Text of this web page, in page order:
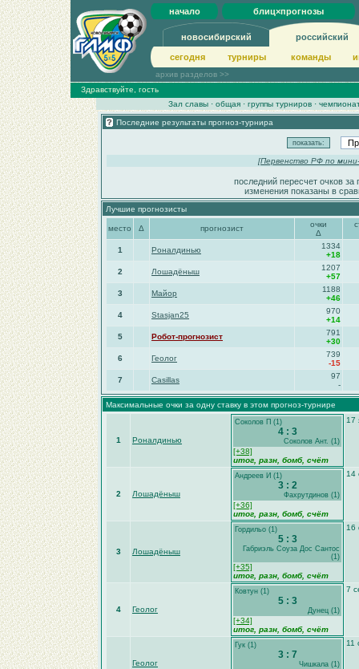
начало блиц×прогнозы
новосибирский российский
сегодня турниры команды
архив разделов >>
Здравствуйте, гость
Зал славы· общая· группы турниров·
Последние результаты прогноз-турнира
[Первенство РФ по
последний пересчет очков
изменения показаны в
Лучшие прогнозисты
место Δ прогнозист
очки
Δ
1 Роналдинью
1334
+18
2
Лошадёныш
1207
+57
3
Майор
1188
+46
4
Stasjan25
970
+14
5
Робот-прогнозист
791
+30
6
Геолог
739
-15
7
Casillas
97
-
Максимальные очки за одну ставку в этом прогноз-турнире
1 Роналдинью
Соколов П (1)
4 : 3
Соколов Ант. (1)
[+38]
итог, разн, бомб, счёт
17
2 Лошадёныш
Андреев И (1)
3 : 2
Фахрутдинов (1)
[+36]
итог, разн, бомб, счёт
14
3 Лошадёныш
Гордильо (1)
5 : 3
Габриэль Соуза Дос Сантос
(1)
[+35]
итог, разн, бомб, счёт
16
4 Геолог
Ковтун (1)
5 : 3
Дунец (1)
[+34]
итог, разн, бомб, счёт
7
Геолог
Гук (1)
3 : 7
Чишкала (1)
11